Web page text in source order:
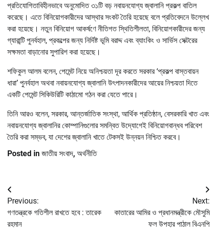
প্রতিযোগিতাবিহীনভাবে অনুমোদিত ৩১টি বড় নবায়নযোগ্য জ্বালানি প্রকল্প বাতিল
করেছে। এতে বিনিয়োগকারীদের আস্থার সংকট তৈরি হয়েছে বলে প্রতিবেদনে উল্লেখ
করা হয়েছে। নতুন বিনিয়োগ আকর্ষণে নীতিগত স্থিতিশীলতা, বিনিয়োগকারীদের জন্য
গ্যারান্টি পুনর্বহাল, প্রকল্পের জন্য নির্দিষ্ট ভূমি বরাদ্দ এবং ব্যাংকিং ও সার্ভিস সেক্টরের
সক্ষমতা বাড়ানোর সুপারিশ করা হয়েছে।
শফিকুল আলম বলেন, পেমেন্ট নিয়ে অনিশ্চয়তা দূর করতে সরকার ‘প্রকল্প বাস্তবায়ন
ধারা’ পুনর্বহাল অথবা নবায়নযোগ্য জ্বালানি উৎপাদনকারীদের আয়ের নিশ্চয়তা দিতে
একটি পেমেন্ট সিকিউরিটি কাঠামো গঠন করা যেতে পারে।
তিনি আরও বলেন, সরকার, আন্তর্জাতিক সংস্থা, আর্থিক প্রতিষ্ঠান, বেসরকারি খাত এবং
নবায়নযোগ্য জ্বালানির কোম্পানিগুলোর সমন্বিত উদ্যোগেই বিনিয়োগবান্ধব পরিবেশ
তৈরি করা সম্ভব, যা দেশের জ্বালানি খাতে টেকসই উন্নয়ন নিশ্চিত করবে।
Posted in জাতীয় সংবাদ, অর্থনীতি
Post
navigation
Previous:
গণতন্ত্রকে গতিশীল রাখতে হবে : তারেক
রহমান
Next:
কাতারের আমির ও প্রধানমন্ত্রীকে মৌসুমি
ফল উপহার পাঠাল বিএনপি